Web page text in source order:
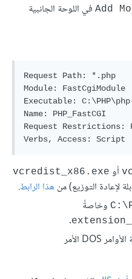
Add في اللوحة الجانبية
Request Path: *.php
Module: FastCgiModule
Executable:
Name: PHP_FastCGI
Request
أو vcredist_x86.exe
هذا الرابط.
وخاصةً
.